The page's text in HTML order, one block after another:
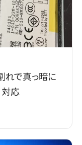
れで真っ暗に
応